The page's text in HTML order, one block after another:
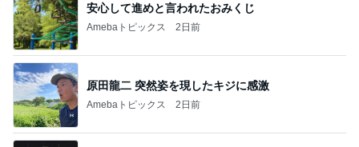
安心して進めと言われたおみくじ
Amebaトピックス 2日前
原田龍二 突然姿を現したキジに感激
Amebaトピックス 2日前